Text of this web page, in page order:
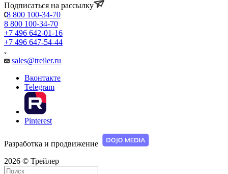
Подписаться на рассылку
8 800 100-34-70
8 800 100-34-70
+7 496 642-01-16
+7 496 647-54-44
sales@treiler.ru
Вконтакте
Telegram
Pinterest
Разработка и продвижение
2026 © Трейлер